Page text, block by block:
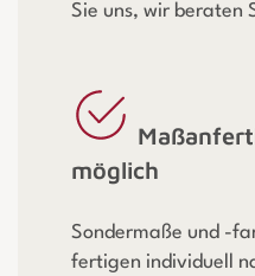
Sie uns, wir beraten
möglich
Sondermaße und -
fertigen individuell